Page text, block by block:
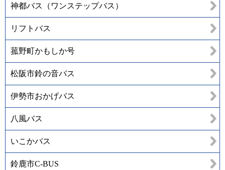
神都バス（ワンステップバス）
リフトバス
菰野町かもしか号
松阪市鈴の音バス
伊勢市おかげバス
八風バス
いこかバス
鈴鹿市C-BUS